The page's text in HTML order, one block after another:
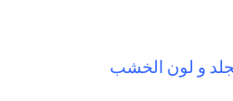
و لون الخشب